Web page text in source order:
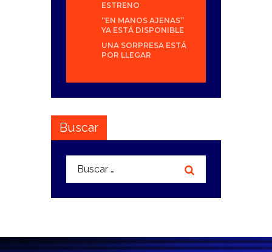
ESTRENO
“EN MANOS AJENAS”
YA ESTÁ DISPONIBLE
UNA SORPRESA ESTÁ
POR LLEGAR
Buscar
Buscar: